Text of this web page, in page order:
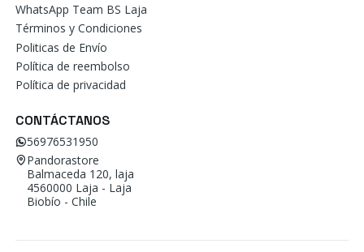
WhatsApp Team BS Laja
Términos y Condiciones
Politicas de Envío
Política de reembolso
Política de privacidad
CONTÁCTANOS
56976531950
Pandorastore
Balmaceda 120, laja
4560000 Laja - Laja
Biobío - Chile